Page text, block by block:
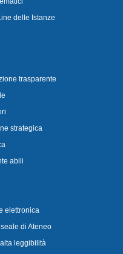
delle Istanze
trasparente
strategica
abili
elettronica
di Ateneo
leggibilità